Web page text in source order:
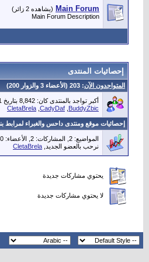
Main Forum (يشاهده 2 زائر)
Main Forum Description
إحصائيات المنتدى
المتواجدون الآن: 203 (الأعضاء 3 والزوار 200)
أكبر تواجد بالمنتدى كان: 8,842 بتاريخ 11-09-2025 الساعة 10:55 AM
BuddyZbic
CadyDaf
CletaBrela
إحصائيات موقع ومنتدى داحس والغبراء لمرابط
المواضيع: 2, المشاركات: 2, الأعضاء: 362,430,
نرحب بالعضو الجديد, CletaBrela
يحتوي مشاركات جديدة
لا يحتوي مشاركات جديدة